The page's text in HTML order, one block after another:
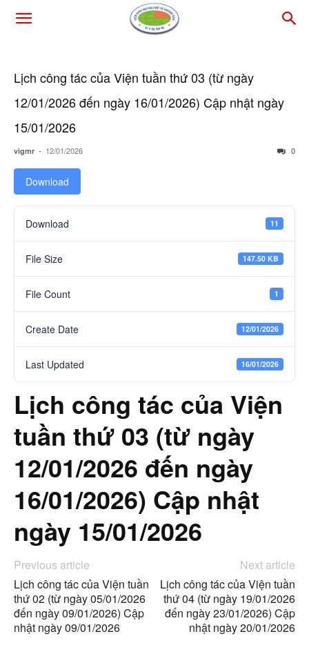
Lịch công tác của Viện tuần thứ 03 (từ ngày
12/01/2026 đến ngày 16/01/2026) Cập nhật ngày
15/01/2026
vigmr - 12/01/2026 0
Download
Download 11
File Size 147.50 KB
File Count 1
Create Date 12/01/2026
Last Updated 16/01/2026
Lịch công tác của Viện
tuần thứ 03 (từ ngày
12/01/2026 đến ngày
16/01/2026) Cập nhật
ngày 15/01/2026
Previous article
Lịch công tác của Viện tuần
thứ 02 (từ ngày 05/01/2026
đến ngày 09/01/2026) Cập
nhật ngày 09/01/2026
Next article
Lịch công tác của Viện tuần
thứ 04 (từ ngày 19/01/2026
đến ngày 23/01/2026) Cập
nhật ngày 20/01/2026